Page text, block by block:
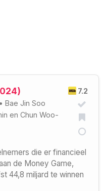
7.2
• Bae Jin Soo
en Chun Woo-
die er financieel
de Money Game,
44,8 miljard te winnen